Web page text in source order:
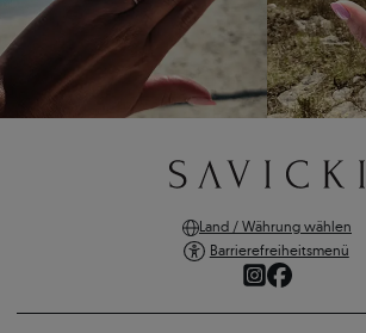
Land / Währung wählen
Barrierefreiheitsmenü